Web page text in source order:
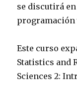
se discutirá
programación
Este curso
Statistics and
Sciences 2: